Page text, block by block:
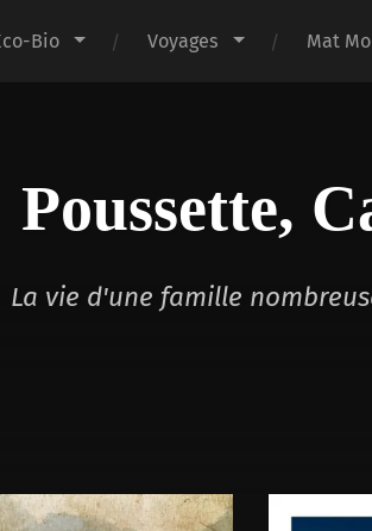
Bio Voyages Mat
Poussette,
La vie d'une famille